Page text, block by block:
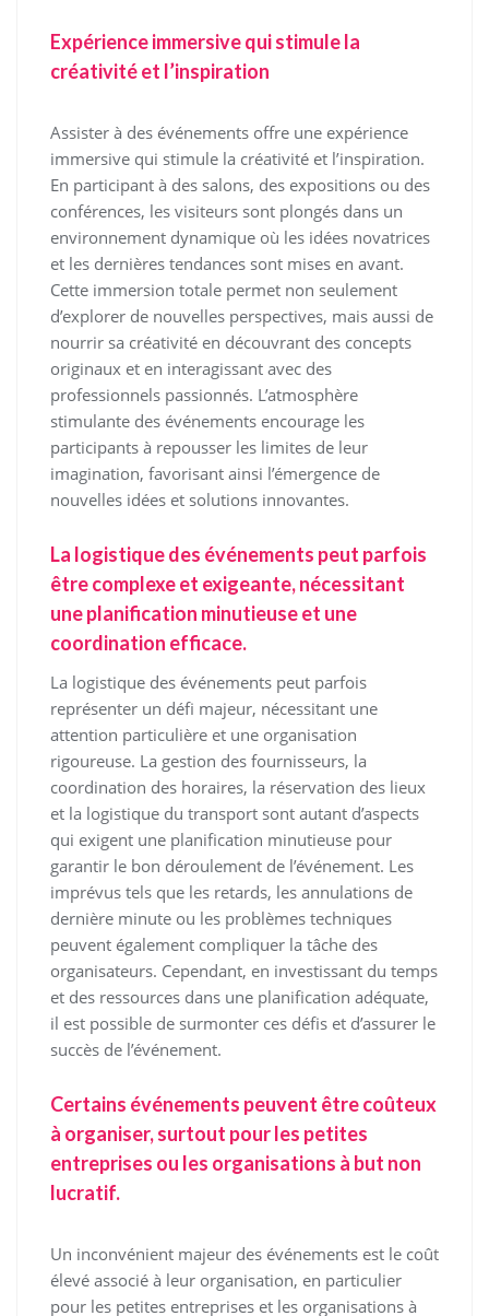
Expérience immersive qui stimule la
créativité et l’inspiration
Assister à des événements offre une expérience
immersive qui stimule la créativité et l’inspiration.
En participant à des salons, des expositions ou des
conférences, les visiteurs sont plongés dans un
environnement dynamique où les idées novatrices
et les dernières tendances sont mises en avant.
Cette immersion totale permet non seulement
d’explorer de nouvelles perspectives, mais aussi de
nourrir sa créativité en découvrant des concepts
originaux et en interagissant avec des
professionnels passionnés. L’atmosphère
stimulante des événements encourage les
participants à repousser les limites de leur
imagination, favorisant ainsi l’émergence de
nouvelles idées et solutions innovantes.
La logistique des événements peut parfois
être complexe et exigeante, nécessitant
une planification minutieuse et une
coordination efficace.
La logistique des événements peut parfois
représenter un défi majeur, nécessitant une
attention particulière et une organisation
rigoureuse. La gestion des fournisseurs, la
coordination des horaires, la réservation des lieux
et la logistique du transport sont autant d’aspects
qui exigent une planification minutieuse pour
garantir le bon déroulement de l’événement. Les
imprévus tels que les retards, les annulations de
dernière minute ou les problèmes techniques
peuvent également compliquer la tâche des
organisateurs. Cependant, en investissant du temps
et des ressources dans une planification adéquate,
il est possible de surmonter ces défis et d’assurer le
succès de l’événement.
Certains événements peuvent être coûteux
à organiser, surtout pour les petites
entreprises ou les organisations à but non
lucratif.
Un inconvénient majeur des événements est le coût
élevé associé à leur organisation, en particulier
pour les petites entreprises et les organisations à